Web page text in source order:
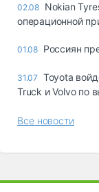
02.08 Nokian
операционной
01.08 Россиян
31.07 Toyota
Truck и Volvo по
Все новости